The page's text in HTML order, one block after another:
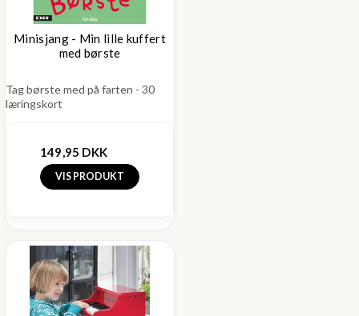
Minisjang - Min lille kuffert
med børste
Tag børste med på farten - 30
læringskort
149,95 DKK
VIS PRODUKT